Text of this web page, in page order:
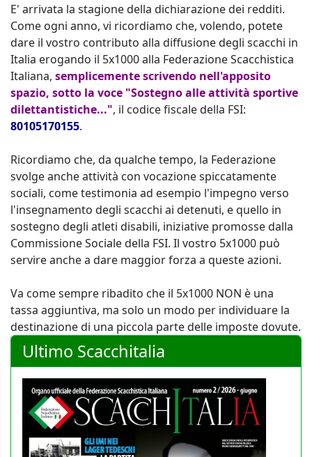
E' arrivata la stagione della dichiarazione dei redditi.
Come ogni anno, vi ricordiamo che, volendo, potete
dare il vostro contributo alla diffusione degli scacchi in
Italia erogando il 5x1000 alla Federazione Scacchistica
Italiana, semplicemente scrivendo nell'apposito
spazio, sotto la voce "Sostegno alle attività sportive
dilettantistiche...", il codice fiscale della FSI:
80105170155.
Ricordiamo che, da qualche tempo, la Federazione
svolge anche attività con vocazione spiccatamente
sociali, come testimonia ad esempio l'impegno verso
l'insegnamento degli scacchi ai detenuti, e quello in
sostegno degli atleti disabili, iniziative promosse dalla
Commissione Sociale della FSI. Il vostro 5x1000 può
servire anche a dare maggior forza a queste azioni.
Va come sempre ribadito che il 5x1000 NON è una
tassa aggiuntiva, ma solo un modo per individuare la
destinazione di una piccola parte delle imposte dovute.
Ultimo Scacchitalia